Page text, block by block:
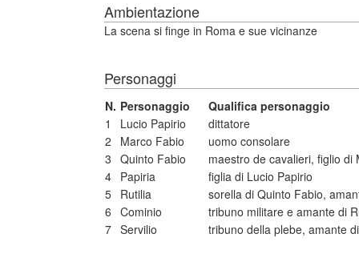
Ambientazione
La scena si finge in Roma e sue vicinanze
Personaggi
N. Personaggio
Qualifica personaggio
1
Lucio Papirio
dittatore
2
Marco Fabio
uomo consolare
3 Quinto Fabio
maestro de cavalieri, figlio
4 Papiria
figlia di Lucio Papirio
5 Rutilia
sorella di Quinto Fabio,
6 Cominio
tribuno militare e amante di
7 Servilio tribuno della plebe, amante